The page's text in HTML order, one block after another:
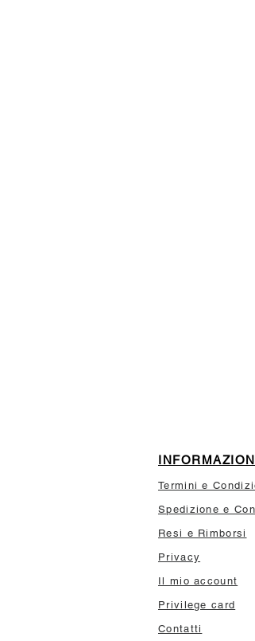
Termini e
Spedizione e
Resi e Rimborsi
Privacy
Il mio account
Privilege card
Contatti